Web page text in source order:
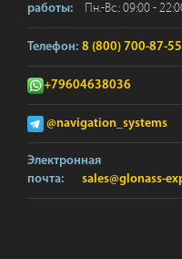
работы:
Пн.-Вс.: 09:00 -
Телефон: 8 (800) 700-87-55
+79604638036
@navigation_systems
Электронная
почта:
sales@glonass-